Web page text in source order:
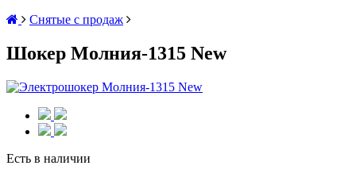
Снятые с продаж
Шокер Молния-1315 New
Есть в наличии